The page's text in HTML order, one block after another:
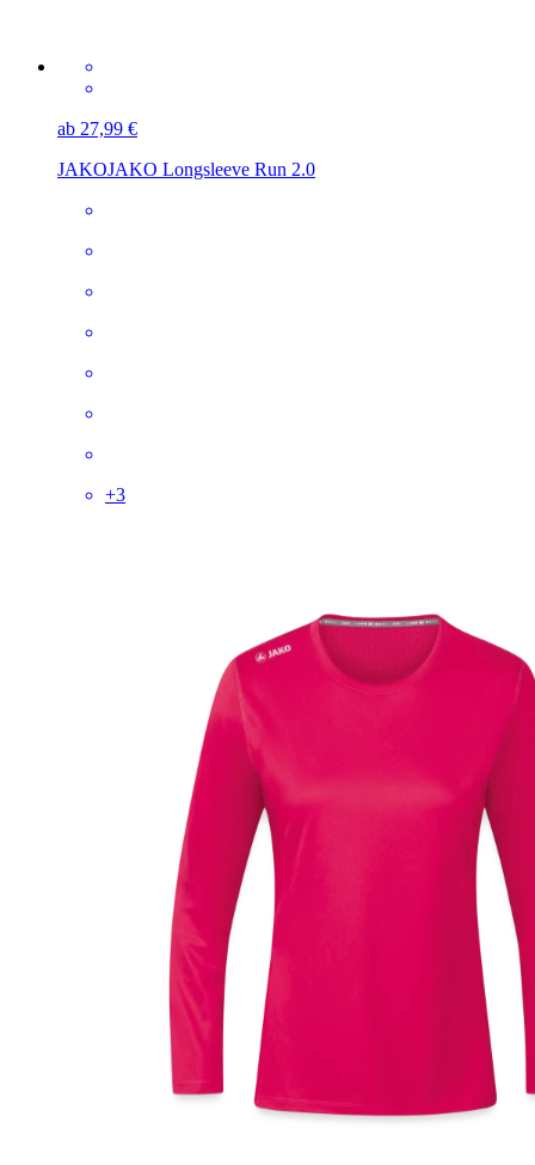
ab 27,99 €
JAKOJAKO Longsleeve Run 2.0
+3